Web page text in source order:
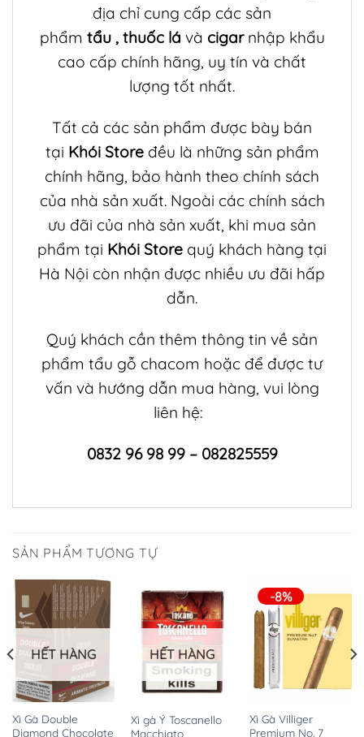
địa chỉ cung cấp các sản
phẩm tẩu, thuốc lá và cigar nhập khẩu
cao cấp chính hãng, uy tín và chất
lượng tốt nhất.
Tất cả các sản phẩm được bày bán
tại Khói Stoređều là những sản phẩm
chính hãng, bảo hành theo chính sách
của nhà sản xuất. Ngoài các chính sách
ưu đãi của nhà sản xuất, khi mua sản
phẩm tại Khói Store quý khách hàng tại
Hà Nội còn nhận được nhiều ưu đãi hấp
dẫn.
Quý khách cần thêm thông tin về sản
phẩm tẩu gỗ chacom hoặc để được tư
vấn và hướng dẫn mua hàng, vui lòng
liên hệ:
0832 96 98 99 – 082825559
SẢN PHẨM TƯƠNG TỰ
HẾT HÀNG
Xì Gà Double
Diamond Chocolate
HẾT HÀNG
Xì gà Ý Toscanello
Macchiato
-8%
Xì Gà Villiger
Premium No. 7